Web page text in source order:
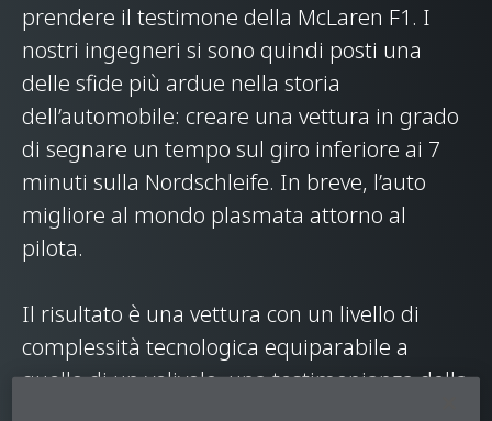
prendere il testimone della McLaren F1. I
nostri ingegneri si sono quindi posti una
delle sfide più ardue nella storia
dell’automobile: creare una vettura in grado
di segnare un tempo sul giro inferiore ai 7
minuti sulla Nordschleife. In breve, l’auto
migliore al mondo plasmata attorno al
pilota.
Il risultato è una vettura con un livello di
complessità tecnologica equiparabile a
quello di un velivolo, una testimonianza della